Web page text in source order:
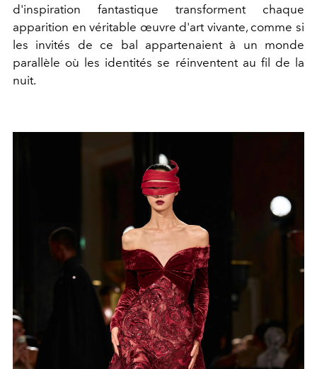
d'inspiration fantastique transforment chaque
apparition en véritable œuvre d'art vivante, comme si
les invités de ce bal appartenaient à un monde
parallèle où les identités se réinventent au fil de la
nuit.